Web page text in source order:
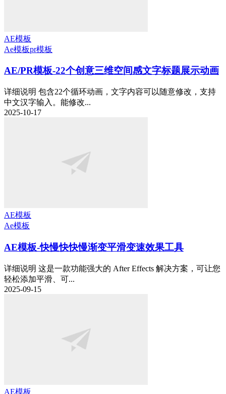
AE模板
Ae模板pr模板
AE/PR模板-22个创意三维空间感文字标题展示动画
详细说明 包含22个循环动画，文字内容可以随意修改，支持
中文汉字输入。能修改...
2025-10-17
AE模板
Ae模板
AE模板-快慢快快慢渐变平滑变速效果工具
详细说明 这是一款功能强大的 After Effects 解决方案，可让您
轻松添加平滑、可...
2025-09-15
AE模板